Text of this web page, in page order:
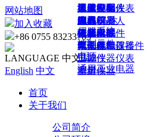
网站地图
加入收藏
+86 0755 83233703
LANGUAGE 中文
English 中文
首页
关于我们
公司简介
机器人配件
编码器
传感器
高低压电器
人机界面
PLC
伺服系统
控制元件
电源
通用工业电器
通用五金
电机/马达
传动机械
泵
阀门
液压元件
气动元件
过滤件
密封件
流体控制仪表
压力仪表
分析仪表
电子电工仪器
工控仪器仪表
测量仪器
橡胶制品
金属制品
弹簧
紧固件和连接件
工业机器人
农业机器人
机器人配件
无人机
加工中心
刀具
机床附件